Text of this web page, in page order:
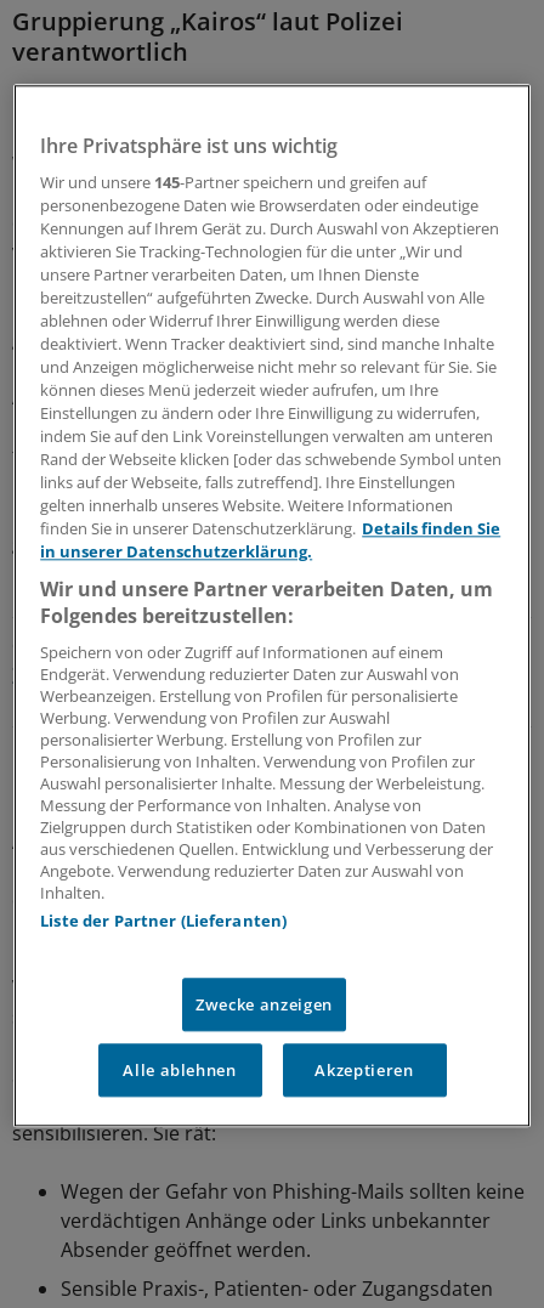
Gruppierung „Kairos“ laut Polizei
verantwortlich
Hackerangriff auf den Verein „Arbeitsgemeinschaft
Wirtschaftlichkeitsprüfung Niedersachsen“ (Arwini)
Daten abgegriffen wurden. Zudem sei bestätigt worden,
dass eine Gruppierung Namens „Kairos“ für die Tat
verantwortlich sei. Dabei handelt es sich um eine
Gruppe, die Erpressungs-Trojaner (sogenannte
Ransomware) einsetzt. Diese verschlüsseln Daten und
geben sie erst nach Lösegeldzahlung frei.
Arwini wird von der KV Niedersachsen und den
Landesverbänden der Krankenkassen getragen und ist
für die Durchführung von Wirtschaftlichkeitsprüfungen
in der vertragsärztlichen Versorgung verantwortlich. Die
KV hatte Ende Mai auf den Cyberangriff aufmerksam
gemacht.
LESEN SIE AUCH
Cyberattacke
Zehntausende Uniklinik-Patienten von
Hackerangriff betroffen
Betroffen ist neben Arwini auch das Unternehmen
Unimed, das als externer Dienstleister zahlreiche
Kliniken im Gesundheitswesen bei administrativen
Aufgaben unterstützt, dazu gehört auch die
Rechnungsstellung. „Die jüngsten Vorfälle verdeutlichen,
dass Cyberangriffe nicht ausschließlich Praxen oder
medizinische Einrichtungen betreffen, sondern ebenso
Verarbeitung sensibler Gesundheitsdaten beteiligt sind“,
Sie rät Praxen, bestehende Sicherheitsmaßnahmen zu
überprüfen und Mitarbeitende für digitale Risiken zu
sensibilisieren. Sie rät:
Wegen der Gefahr von Phishing-Mails sollten keine
verdächtigen Anhänge oder Links unbekannter
Absender geöffnet werden.
Sensible Praxis-, Patienten- oder Zugangsdaten
Ihre Privatsphäre ist uns wichtig
Wir und unsere 145-Partner speichern und greifen auf
personenbezogene Daten wie Browserdaten oder eindeutige
Kennungen auf Ihrem Gerät zu. Durch Auswahl von Akzeptieren
aktivieren Sie Tracking-Technologien für die unter „Wir und
unsere Partner verarbeiten Daten, um Ihnen Dienste
bereitzustellen“ aufgeführten Zwecke. Durch Auswahl von Alle
ablehnen oder Widerruf Ihrer Einwilligung werden diese
deaktiviert. Wenn Tracker deaktiviert sind, sind manche Inhalte
und Anzeigen möglicherweise nicht mehr so relevant für Sie. Sie
können dieses Menü jederzeit wieder aufrufen, um Ihre
Einstellungen zu ändern oder Ihre Einwilligung zu widerrufen,
indem Sie auf den Link Voreinstellungen verwalten am unteren
Rand der Webseite klicken [oder das schwebende Symbol unten
links auf der Webseite, falls zutreffend]. Ihre Einstellungen
gelten innerhalb unseres Website. Weitere Informationen
finden Sie in unserer Datenschutzerklärung. Details finden Sie
in unserer Datenschutzerklärung.
Wir und unsere Partner verarbeiten Daten, um
Folgendes bereitzustellen:
Speichern von oder Zugriff auf Informationen auf einem
Endgerät. Verwendung reduzierter Daten zur Auswahl von
Werbeanzeigen. Erstellung von Profilen für personalisierte
Werbung. Verwendung von Profilen zur Auswahl
personalisierter Werbung. Erstellung von Profilen zur
Personalisierung von Inhalten. Verwendung von Profilen zur
Auswahl personalisierter Inhalte. Messung der Werbeleistung.
Messung der Performance von Inhalten. Analyse von
Zielgruppen durch Statistiken oder Kombinationen von Daten
aus verschiedenen Quellen. Entwicklung und Verbesserung der
Angebote. Verwendung reduzierter Daten zur Auswahl von
Inhalten.
Liste der Partner (Lieferanten)
Zwecke anzeigen
Alle ablehnen Akzeptieren